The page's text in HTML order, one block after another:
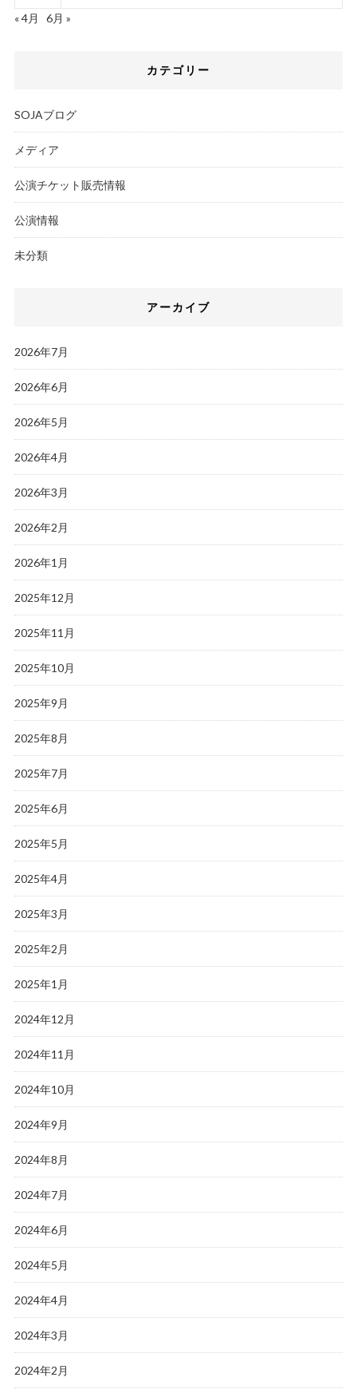
« 4月 6月 »
カテゴリー
SOJAブログ
メディア
公演チケット販売情報
公演情報
未分類
アーカイブ
2026年7月
2026年6月
2026年5月
2026年4月
2026年3月
2026年2月
2026年1月
2025年12月
2025年11月
2025年10月
2025年9月
2025年8月
2025年7月
2025年6月
2025年5月
2025年4月
2025年3月
2025年2月
2025年1月
2024年12月
2024年11月
2024年10月
2024年9月
2024年8月
2024年7月
2024年6月
2024年5月
2024年4月
2024年3月
2024年2月